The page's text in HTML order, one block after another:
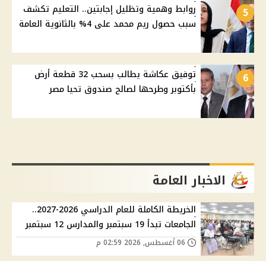
5
روابط وهمية وتظليل إجابتين.. التعليم تكشف
سبب حصول ريم محمد على 4% بالثانوية العامة
6
توفيق عكاشة يطالب بسحب 32 قطعة أرض
بأكتوبر وطرحها لصالح صندوق تحيا مصر
الاخبار العامة
الخريطة الكاملة للعام الدراسي 2026-2027..
الجامعات تبدأ 19 سبتمبر والمدارس 12 سبتمبر